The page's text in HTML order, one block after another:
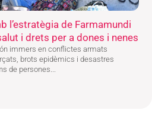
l’estratègia de Farmamundi
i drets per a dones i nenes
immers en conflictes armats
brots epidèmics i desastres
de persones...